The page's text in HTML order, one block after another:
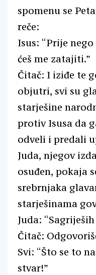
spomenu se
reče:
Isus: “Prije
ćeš me zatajiti.”
Čitač: I iziđe te
objutri, svi su
starješine
protiv Isusa da
odveli i predali
Juda, njegov
osuđen, pokaja
srebrnjaka
starješinama
Juda:
Čitač:
Svi: “Što se to
stvar!”